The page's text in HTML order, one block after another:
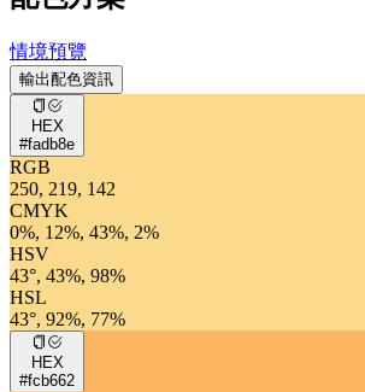
情境預覽
輸出配色資訊
HEX
#fadb8e
RGB
250, 219, 142
CMYK
0%, 12%, 43%, 2%
HSV
43°, 43%, 98%
HSL
43°, 92%, 77%
HEX
#fcb662